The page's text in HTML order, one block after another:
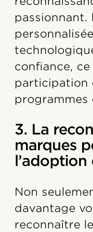
passionnant.
confiance,
participation
programmes
3. La
marques
l’adoption
Non
davantage
reconnaître